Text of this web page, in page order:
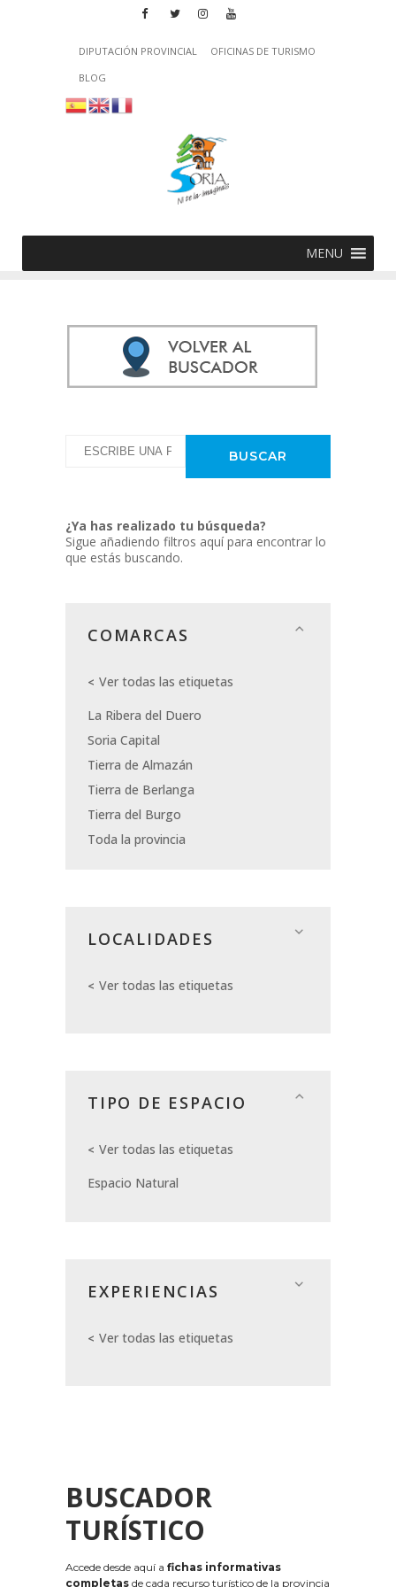
DIPUTACIÓN PROVINCIAL
OFICINAS DE TURISMO
BLOG
MENU
¿Ya has realizado tu búsqueda?
Sigue añadiendo filtros aquí para encontrar lo
que estás buscando.
COMARCAS
Ver todas las etiquetas
La Ribera del Duero
Soria Capital
Tierra de Almazán
Tierra de Berlanga
Tierra del Burgo
Toda la provincia
LOCALIDADES
Ver todas las etiquetas
TIPO DE ESPACIO
Ver todas las etiquetas
Espacio Natural
EXPERIENCIAS
Ver todas las etiquetas
BUSCADOR
TURÍSTICO
Accede desde aquí a fichas informativas
completas de cada recurso turístico de la provincia